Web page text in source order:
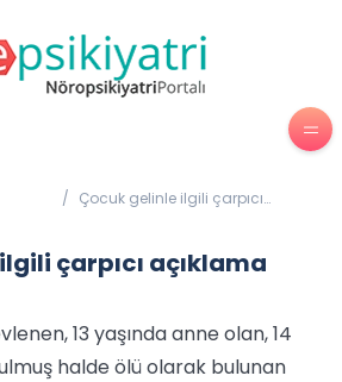
/ Çocuk gelinle ilgili çarpıcı
çarpıcı açıklama
13 yaşında anne olan, 14
halde ölü olarak bulunan